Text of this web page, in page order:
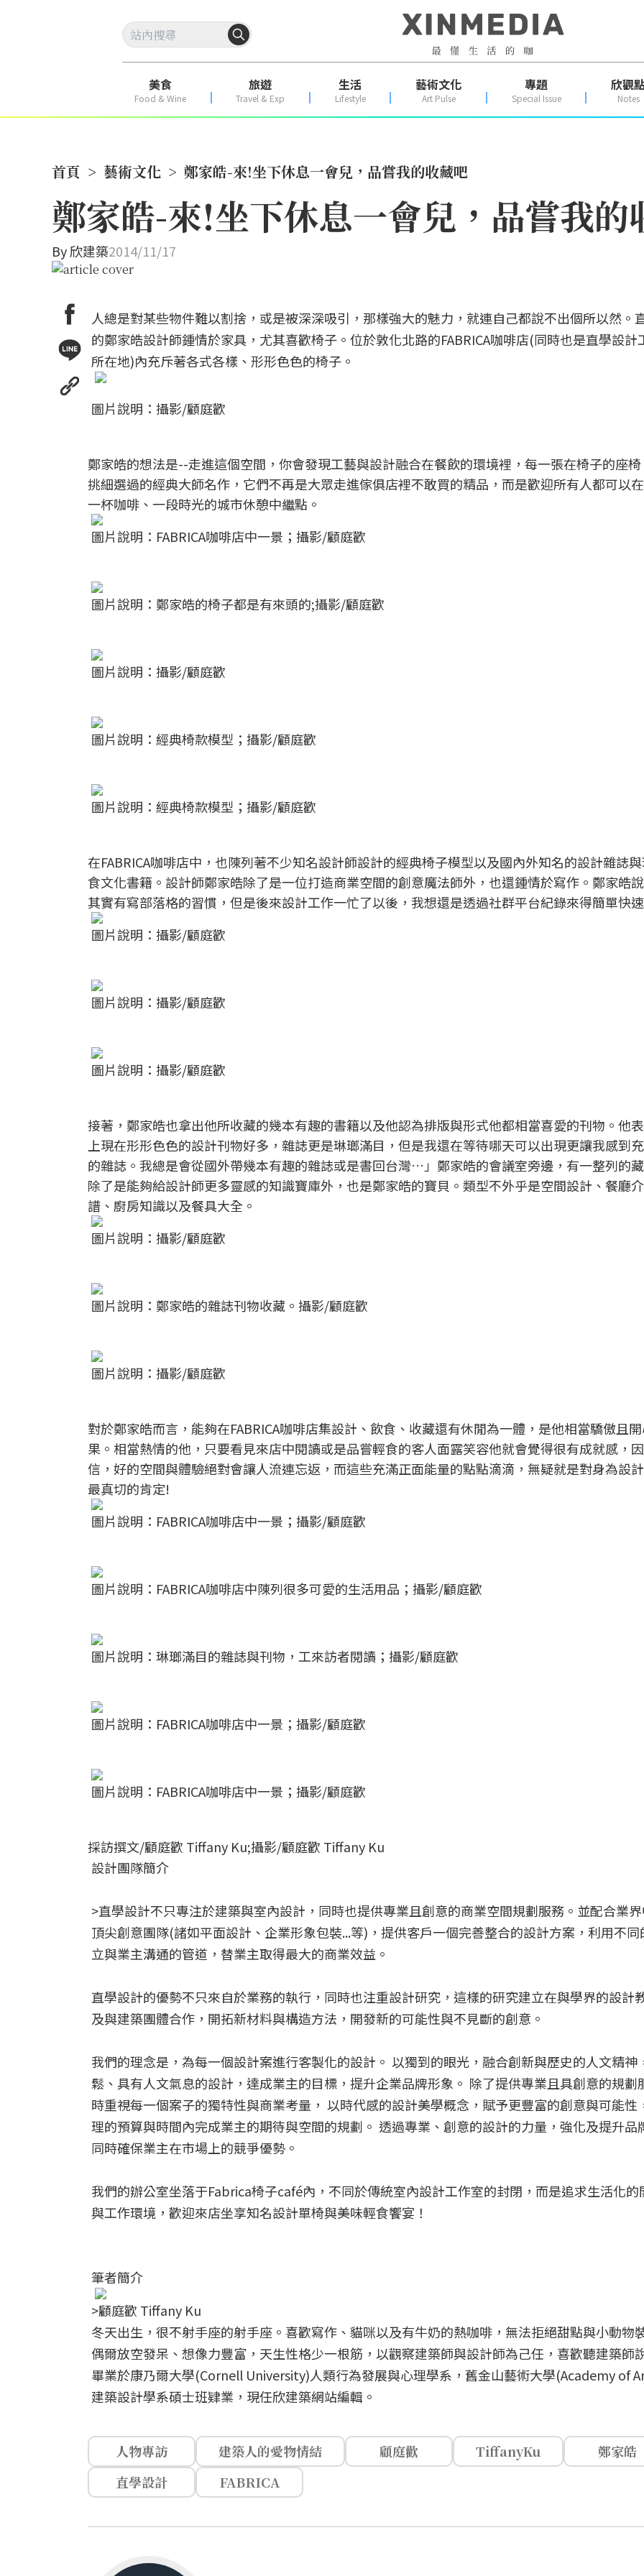
美食
Food & Wine
旅遊
Travel & Exp
生活
Lifestyle
藝術文化
Art Pulse
專題
Special Issue
欣觀
Notes
首頁 > 藝術文化 > 鄭家皓-來!坐下休息一會兒，品嘗我的收藏吧
鄭家皓-來!坐下休息一會兒，品嘗我的
By欣建築2014/11/17
人總是對某些物件難以割捨，或是被深深吸引，那樣強大的魅力，就連自己都說不出個所以然。
的鄭家皓設計師鍾情於家具，尤其喜歡椅子。位於敦化北路的FABRICA咖啡店(同時也是直學設計
所在地)內充斥著各式各樣、形形色色的椅子。
圖片說明：攝影/顧庭歡
鄭家皓的想法是--走進這個空間，你會發現工藝與設計融合在餐飲的環境裡，每一張在椅子的座
挑細選過的經典大師名作，它們不再是大眾走進傢俱店裡不敢買的精品，而是歡迎所有人都可以
一杯咖啡、一段時光的城市休憩中繼點。
圖片說明：FABRICA咖啡店中一景；攝影/顧庭歡
圖片說明：鄭家皓的椅子都是有來頭的;攝影/顧庭歡
圖片說明：攝影/顧庭歡
圖片說明：經典椅款模型；攝影/顧庭歡
圖片說明：經典椅款模型；攝影/顧庭歡
在FABRICA咖啡店中，也陳列著不少知名設計師設計的經典椅子模型以及國內外知名的設計雜誌
食文化書籍。設計師鄭家皓除了是一位打造商業空間的創意魔法師外，也還鍾情於寫作。鄭家皓
其實有寫部落格的習慣，但是後來設計工作一忙了以後，我想還是透過社群平台紀錄來得簡單快
圖片說明：攝影/顧庭歡
圖片說明：攝影/顧庭歡
圖片說明：攝影/顧庭歡
接著，鄭家皓也拿出他所收藏的幾本有趣的書籍以及他認為排版與形式他都相當喜愛的刊物。他
上現在形形色色的設計刊物好多，雜誌更是琳瑯滿目，但是我還在等待哪天可以出現更讓我感到
的雜誌。我總是會從國外帶幾本有趣的雜誌或是書回台灣…」鄭家皓的會議室旁邊，有一整列的
除了是能夠給設計師更多靈感的知識寶庫外，也是鄭家皓的寶貝。類型不外乎是空間設計、餐廳
譜、廚房知識以及餐具大全。
圖片說明：攝影/顧庭歡
圖片說明：鄭家皓的雜誌刊物收藏。攝影/顧庭歡
圖片說明：攝影/顧庭歡
對於鄭家皓而言，能夠在FABRICA咖啡店集設計、飲食、收藏還有休閒為一體，是他相當驕傲且
果。相當熱情的他，只要看見來店中閱讀或是品嘗輕食的客人面露笑容他就會覺得很有成就感，
信，好的空間與體驗絕對會讓人流連忘返，而這些充滿正面能量的點點滴滴，無疑就是對身為設
最真切的肯定!
圖片說明：FABRICA咖啡店中一景；攝影/顧庭歡
圖片說明：FABRICA咖啡店中陳列很多可愛的生活用品；攝影/顧庭歡
圖片說明：琳瑯滿目的雜誌與刊物，工來訪者閱讀；攝影/顧庭歡
圖片說明：FABRICA咖啡店中一景；攝影/顧庭歡
圖片說明：FABRICA咖啡店中一景；攝影/顧庭歡
採訪撰文/顧庭歡 Tiffany Ku;攝影/顧庭歡 Tiffany Ku
設計團隊簡介
>直學設計不只專注於建築與室內設計，同時也提供專業且創意的商業空間規劃服務。並配合業
頂尖創意團隊(諸如平面設計、企業形象包裝...等)，提供客戶一個完善整合的設計方案，利用不
立與業主溝通的管道，替業主取得最大的商業效益。
直學設計的優勢不只來自於業務的執行，同時也注重設計研究，這樣的研究建立在與學界的設計
及與建築團體合作，開拓新材料與構造方法，開發新的可能性與不見斷的創意。
我們的理念是，為每一個設計案進行客製化的設計。 以獨到的眼光，融合創新與歷史的人文精神
鬆、具有人文氣息的設計，達成業主的目標，提升企業品牌形象。 除了提供專業且具創意的規劃
時重視每一個案子的獨特性與商業考量， 以時代感的設計美學概念，賦予更豐富的創意與可能性
理的預算與時間內完成業主的期待與空間的規劃。 透過專業、創意的設計的力量，強化及提升品
同時確保業主在市場上的競爭優勢。
我們的辦公室坐落于Fabrica椅子café內，不同於傳統室內設計工作室的封閉，而是追求生活化的
與工作環境，歡迎來店坐享知名設計單椅與美味輕食饗宴！
筆者簡介
>顧庭歡 Tiffany Ku
冬天出生，很不射手座的射手座。喜歡寫作、貓咪以及有牛奶的熱咖啡，無法拒絕甜點與小動物
偶爾放空發呆、想像力豐富，天生性格少一根筋，以觀察建築師與設計師為己任，喜歡聽建築師
畢業於康乃爾大學(Cornell University)人類行為發展與心理學系，舊金山藝術大學(Academy of
建築設計學系碩士班肄業，現任欣建築網站編輯。
人物專訪 建築人的愛物情結 顧庭歡 TiffanyKu
鄭家皓
直學設計
FABRICA